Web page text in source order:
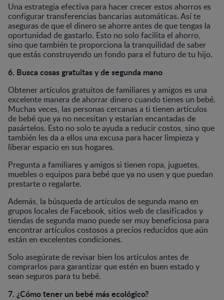
Una estrategia efectiva para hacer crecer estos ahorros es
configurar transferencias bancarias automáticas. Así te
aseguras de que el dinero se ahorre antes de que tengas la
oportunidad de gastarlo. Esto no solo facilita el ahorro,
sino que también te proporciona la tranquilidad de saber
que estás construyendo un fondo para el futuro de tu hijo.
6. Busca cosas gratuitas y de segunda mano
Obtener artículos gratuitos de familiares y amigos es una
excelente manera de ahorrar dinero cuando tienes un bebé.
Muchas veces, las personas cercanas a ti tienen artículos
de bebé que ya no necesitan y estarían encantadas de
pasártelos. Esto no solo te ayuda a reducir costos, sino que
también les da a ellos una excusa para hacer limpieza y
liberar espacio en sus hogares.
Pregunta a familiares y amigos si tienen ropa, juguetes,
muebles o equipos para bebé que ya no usen y que puedan
prestarte o regalarte.
Además, la búsqueda de artículos de segunda mano en
grupos locales de Facebook, sitios web de clasificados y
tiendas de segunda mano puede ser muy beneficiosa para
encontrar artículos costosos a precios reducidos que aún
están en excelentes condiciones.
Solo asegúrate de revisar bien los artículos antes de
comprarlos para garantizar que estén en buen estado y
sean seguros para tu bebé.
7. ¿Cómo tener un bebé más ecológico?